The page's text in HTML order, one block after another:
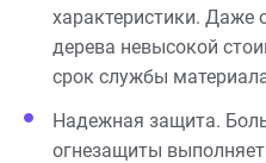
характеристики. Даже
дерева невысокой
срок службы
Надежная защита.
огнезащиты